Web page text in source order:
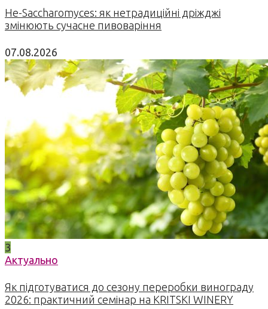
Не-Saccharomyces: як нетрадиційні дріжджі
змінюють сучасне пивоваріння
07.08.2026
3
Актуально
Як підготуватися до сезону переробки винограду
2026: практичний семінар на KRITSKI WINERY